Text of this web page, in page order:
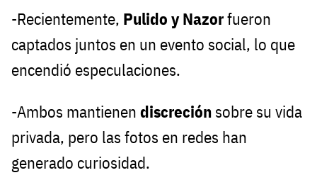
-Recientemente, Pulido y Nazorfueron
captados juntos en un evento social, lo que
encendió especulaciones.
-Ambos mantienen discreción sobre su vida
privada, pero las fotos en redes han
generado curiosidad.